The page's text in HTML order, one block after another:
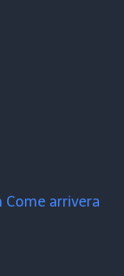
Come arrivera